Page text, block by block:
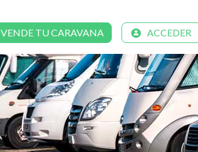
VENDE TU CARAVANA ACCEDER